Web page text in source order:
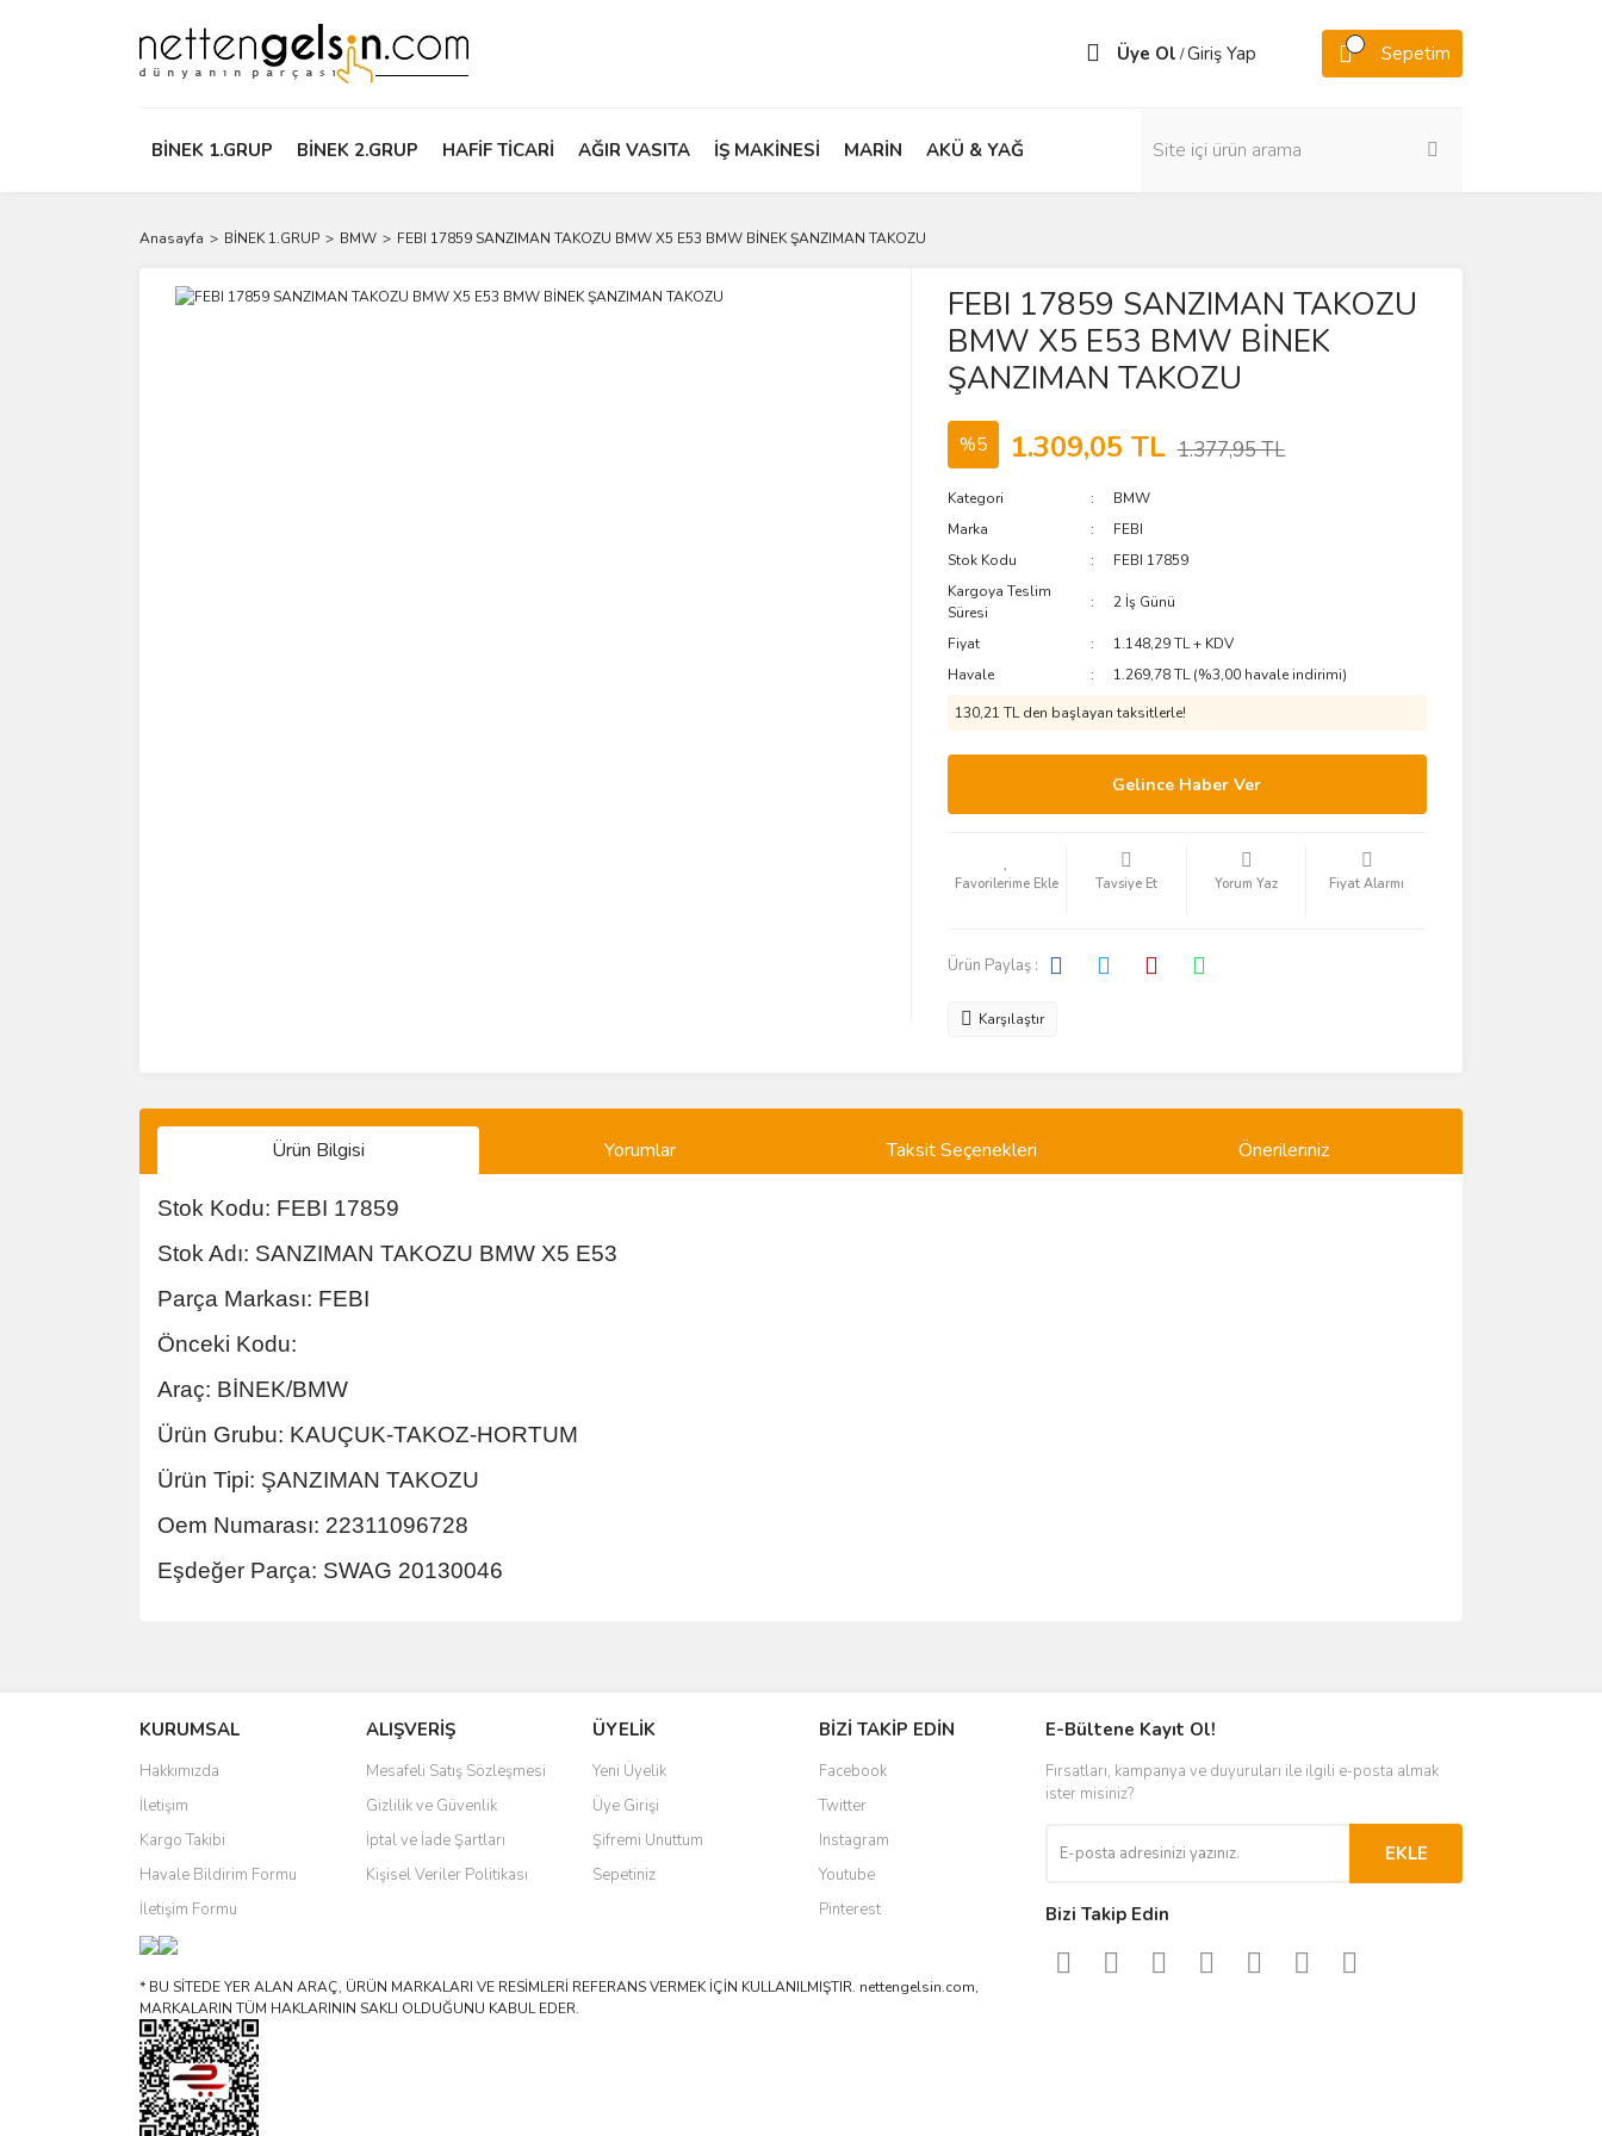
Üye Ol /Giriş Yap Sepetim
BİNEK 1.GRUP BİNEK 2.GRUP HAFİF TİCARİ AĞIR VASITA İŞ MAKİNESİ MARİN AKÜ & YAĞ
Anasayfa BİNEK 1.GRUP BMW FEBI 17859 SANZIMAN TAKOZU BMW X5 E53 BMW BİNEK ŞANZIMAN TAKOZU
FEBI 17859 SANZIMAN TAKOZU
BMW X5 E53 BMW BİNEK
ŞANZIMAN TAKOZU
%5 1.309,05 TL 1.377,95 TL
Kategori
BMW
Marka
FEBI
Stok Kodu
FEBI 17859
Kargoya Teslim
Süresi
2 İş Günü
Fiyat
1.148,29 TL + KDV
Havale
1.269,78 TL (%3,00 havale indirimi)
130,21 TL den başlayan taksitlerle!
Gelince Haber Ver
Tavsiye Et Yorum Yaz Fiyat Alarmı
Ürün Paylaş :
Karşılaştır
Ürün Bilgisi Yorumlar Taksit Seçenekleri Önerileriniz
Stok Kodu: FEBI 17859
Stok Adı: SANZIMAN TAKOZU BMW X5 E53
Parça Markası: FEBI
Önceki Kodu:
Araç: BİNEK/BMW
Ürün Grubu: KAUÇUK-TAKOZ-HORTUM
Ürün Tipi: ŞANZIMAN TAKOZU
Oem Numarası: 22311096728
Eşdeğer Parça: SWAG 20130046
Ürün resmi kalitesiz, bozuk veya görüntülenemiyor.
Ürün açıklamasında eksik bilgiler bulunuyor.
Ürün bilgilerinde hatalar bulunuyor.
Ürün fiyatı diğer sitelerden daha pahalı.
Bu ürüne benzer farklı alternatifler olmalı.
KURUMSAL
Hakkımızda
İletişim
Kargo Takibi
Havale Bildirim Formu
İletişim Formu
ALIŞVERİŞ
Mesafeli Satış Sözleşmesi
Gizlilik ve Güvenlik
İptal ve İade Şartları
Kişisel Veriler Politikası
ÜYELİK
Yeni Üyelik
Üye Girişi
Şifremi Unuttum
Sepetiniz
BİZİ TAKİP EDİN
Facebook
Twitter
Instagram
Youtube
Pinterest
* BU SİTEDE YER ALAN ARAÇ, ÜRÜN MARKALARI VE RESİMLERİ REFERANS VERMEK İÇİN KULLANILMIŞTIR. nettengelsin.com,
MARKALARIN TÜM HAKLARININ SAKLI OLDUĞUNU KABUL EDER.
E-Bültene Kayıt Ol!
Fırsatları, kampanya ve duyuruları ile ilgili e-posta almak
ister misiniz?
EKLE
Bizi Takip Edin